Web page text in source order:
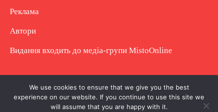
Реклама
Автори
Видання входить до медіа-групи MistoOnline
Copyright © Повне використання матеріалу
заборонено. Частково можна з гіперпосиланням.
We use cookies to ensure that we give you the best
experience on our website. If you continue to use this site we
will assume that you are happy with it.